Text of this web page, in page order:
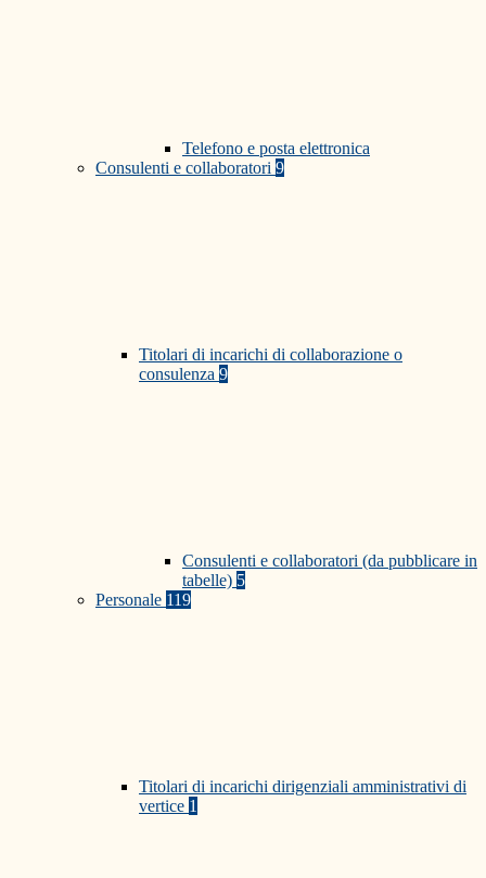
Telefono e posta elettronica
Consulenti e collaboratori 9
Titolari di incarichi di collaborazione o
consulenza 9
Consulenti e collaboratori (da pubblicare in
tabelle) 5
Personale 119
Titolari di incarichi dirigenziali amministrativi di
vertice 1